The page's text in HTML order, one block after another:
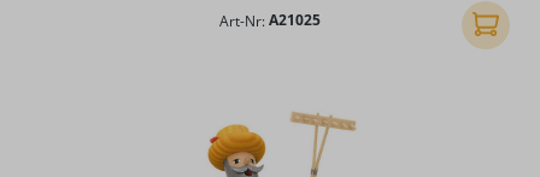
Art-Nr:A21025 In den